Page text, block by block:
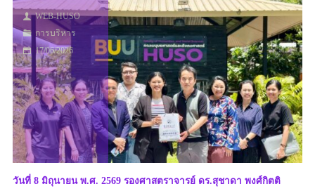
WEB-HUSO
การบริหาร
17/06/2026
วันที่ 8 มิถุนายน พ.ศ. 2569 รองศาสตราจารย์ ดร.สุชาดา พงศ์กิตติ